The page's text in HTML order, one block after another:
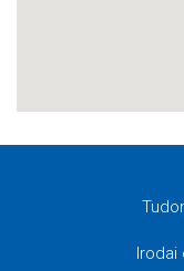
Irodai